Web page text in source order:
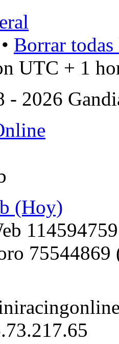
• Borrar
UTC + 1
2026
(Hoy)
75544869